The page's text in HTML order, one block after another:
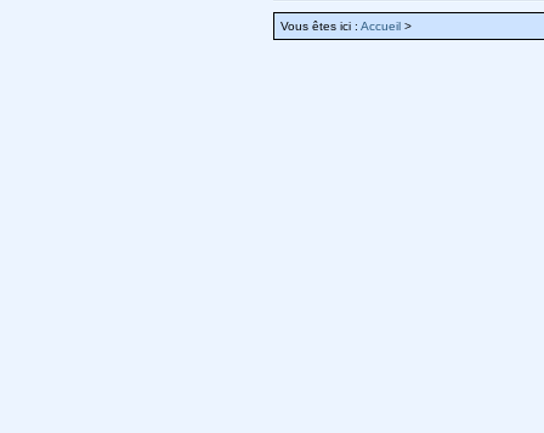
Vous êtes ici : Accueil >